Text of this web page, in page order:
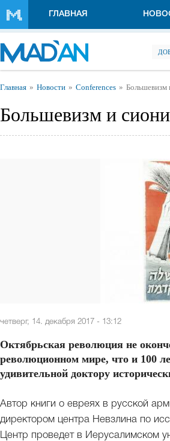
ГЛАВНАЯ
Вы здесь
Главная Новости Conferences Большевизм
Большевизм и
четверг, 14. декабря 2017 - 13:12
Октябрьская революция не
революционном мире, что и 100
удивительной доктору
Автор книги о евреях в русской
директором центра Невзлина по
Центр проведет в Иерусалимском